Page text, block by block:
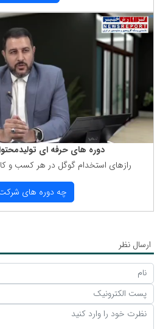
دوره های حرفه ای
رازهای استخدام گوگل در هر كسب و
چه دوره های
ارسال نظر